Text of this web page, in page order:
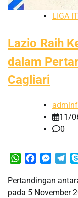
LIGA
Lazio Raih
dalam
Cagliari
11/
0
WhatsApp
Facebook
Pertandingan
pada 5 November